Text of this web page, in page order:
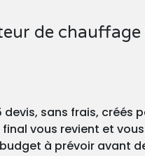
de chauffage
devis, sans frais,
vous revient et
à prévoir avant